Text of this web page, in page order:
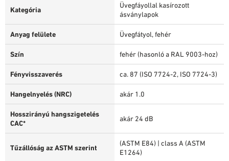
Kategória
Üvegfáyollal kasírozott
ásványlapok
Anyag felülete Üvegfátyol, fehér
Szín fehér (hasonló a RAL 9003-hoz)
Fényvisszaverés ca. 87 (ISO 7724-2, ISO 7724-3)
Hangelnyelés (NRC) akár 1.0
Hosszirányú hangszigetelés
CAC*
akár 24 dB
Tűzállóság az ASTM szerint
(ASTM E84) | class A (ASTM
E1264)